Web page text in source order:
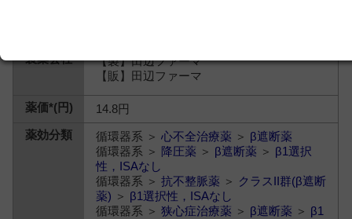
【製】田辺ファーマ
【販】田辺ファーマ
14.8円
循環器系 ＞心不全治療薬 ＞ β遮断薬
循環器系 ＞ 降圧薬 ＞ β遮断薬 ＞ β1選択
性，ISAなし
循環器系 ＞抗不整脈薬 ＞ クラスII群(β遮断
薬) ＞ β1選択性，ISAなし
循環器系 ＞狭心症治療薬 ＞ β遮断薬 ＞ β1